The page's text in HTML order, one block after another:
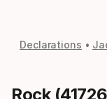
Declarations
Rock